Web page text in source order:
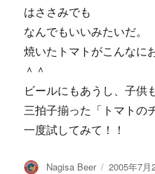
はささみでも
なんでもいいみたいだ。
焼いたトマトがこんなに
＾＾
ビールにもあうし、子供
三拍子揃った「トマトの
一度試してみて！！
投
Nagisa Beer
投
2005年7月